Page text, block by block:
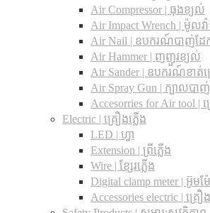
Air Compressor | ធុងខ្យល់
Air Impact Wrench | ម៉ូលវ៉
Air Nail | ឧបករណ៍បាញ់ដ
Air Hammer | ញញួរខ្យល់
Air Sander | ឧបករណ៍ខាត់
Air Spray Gun | ក្បាលបាញ់ថ្
Accesorries for Air tool |
Electric | គ្រឿងភ្លើង
LED | ហ្វា
Extension | ព្រីភ្លើង
Wire | ខ្សែរភ្លើង
Digital clamp meter | អ៊ូមម៉
Accessories electric | គ្រឿង